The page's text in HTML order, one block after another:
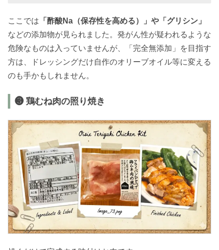
ここでは 「酢酸Na（保存性を高める）」や「グリシン」
などの添加物が見られました。発がん性が疑われるような
危険なものは入っていませんが、「完全無添加」を目指す
方は、ドレッシングだけ自作のオリーブオイル等に変える
のも手かもしれません。
❸ 鶏むね肉の照り焼き